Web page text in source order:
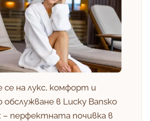
на лукс, комфорт и
обслужване в Lucky Bansko
– перфектната почивка в